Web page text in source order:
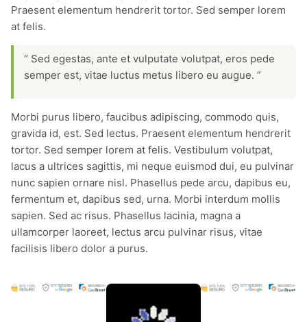
Praesent elementum hendrerit tortor. Sed semper lorem
at felis.
“ Sed egestas, ante et vulputate volutpat, eros pede
semper est, vitae luctus metus libero eu augue. ”
Morbi purus libero, faucibus adipiscing, commodo quis,
gravida id, est. Sed lectus. Praesent elementum hendrerit
tortor. Sed semper lorem at felis. Vestibulum volutpat,
lacus a ultrices sagittis, mi neque euismod dui, eu pulvinar
nunc sapien ornare nisl. Phasellus pede arcu, dapibus eu,
fermentum et, dapibus sed, urna. Morbi interdum mollis
sapien. Sed ac risus. Phasellus lacinia, magna a
ullamcorper laoreet, lectus arcu pulvinar risus, vitae
facilisis libero dolor a purus.